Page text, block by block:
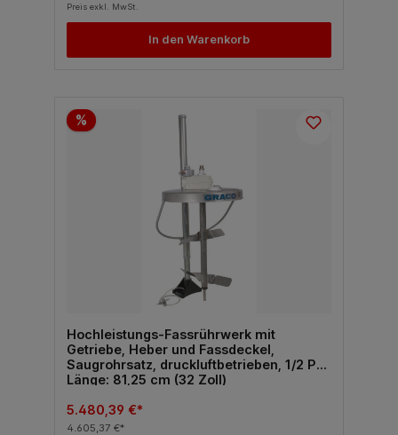
Preis exkl. MwSt.
In den Warenkorb
%
Hochleistungs-Fassrührwerk mit
Getriebe, Heber und Fassdeckel,
Saugrohrsatz, druckluftbetrieben, 1/2 PS,
Länge: 81,25 cm (32 Zoll)
5.480,39 €*
4.605,37 €*